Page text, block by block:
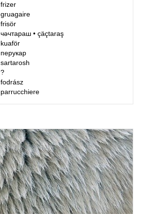
frizer
gruagaire
frisör
чәчтараш• çäçtaraş
kuaför
перукар
sartarosh
?
fodrász
parrucchiere